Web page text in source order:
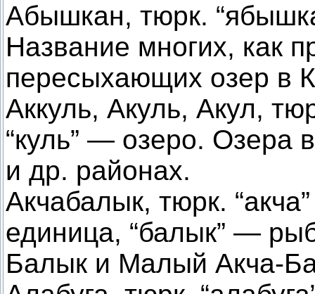
Абышкан, тюрк.
Название многих, как
пересыхающих озер в
Аккуль, Акуль, Акул,
“куль” — озеро. Озера
и др. районах.
Акчабалык, тюрк.
единица, “балык” —
Балык и Малый Акча-